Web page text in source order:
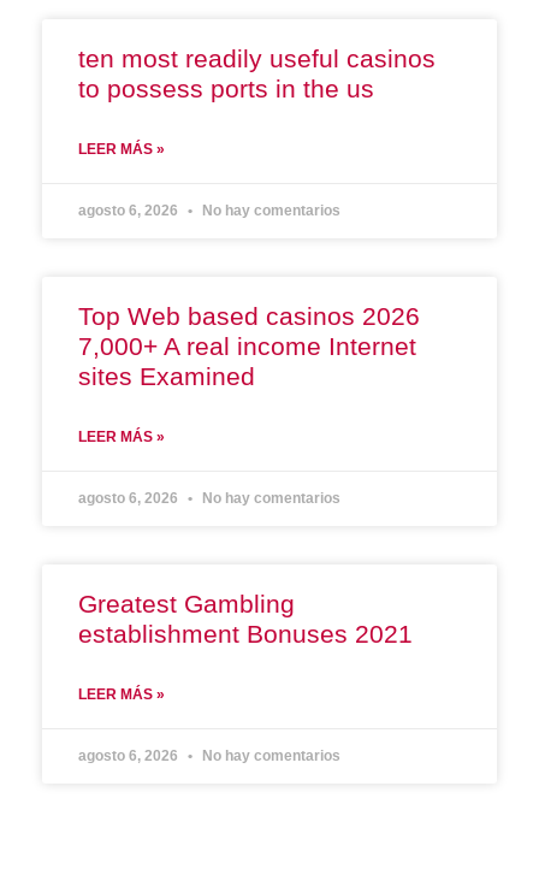
ten most readily useful casinos
to possess ports in the us
LEER MÁS »
agosto 6, 2026 No hay comentarios
Top Web based casinos 2026
7,000+ A real income Internet
sites Examined
LEER MÁS »
agosto 6, 2026 No hay comentarios
Greatest Gambling
establishment Bonuses 2021
LEER MÁS »
agosto 6, 2026 No hay comentarios